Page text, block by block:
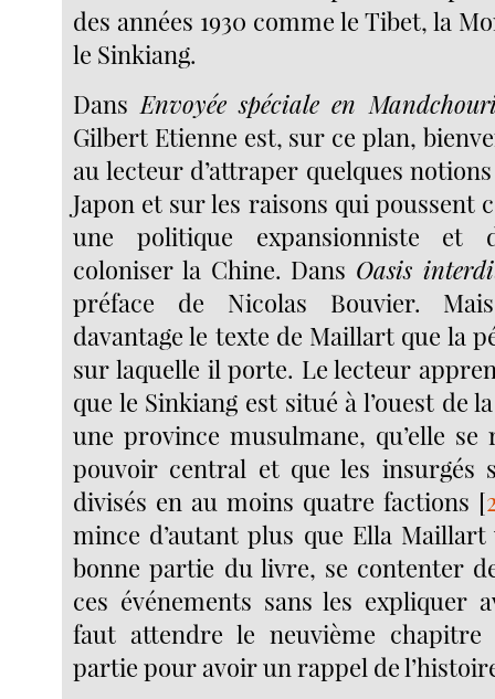
des années 1930 comme le Tibet, la
le Sinkiang.
DansEnvoyée spéciale en
Gilbert Etienne est, sur ce plan,
au lecteur d’attraper quelques
Japon et sur les raisons qui poussent
une politique expansionniste et
coloniser la Chine. Dans Oasis
préface de Nicolas Bouvier.
davantage le texte de Maillart que la
sur laquelle il porte. Le lecteur
que le Sinkiang est situé à l’ouest de
une province musulmane, qu’elle
pouvoir central et que les insurgés
divisés en au moins quatre factions [
mince d’autant plus que Ella
bonne partie du livre, se contenter
ces événements sans les expliquer
faut attendre le neuvième chapitre
partie pour avoir un rappel de